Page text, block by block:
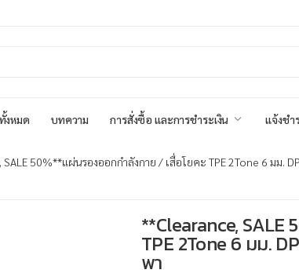
งหมด บทความ การสั่งซื้อ และการชำระเงิน แจ้งชำ
50%**แผ่นรองออกกำลังกาย / เสื่อโยคะ TPE 2Tone 6 มม.
**Clearance,
TPE 2Tone 6 มม.
พา